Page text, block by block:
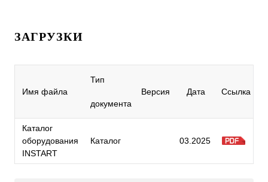
ЗАГРУЗКИ
Имя файла
Тип
документа
Версия Дата Ссылка
Каталог
оборудования
INSTART
Каталог 03.2025